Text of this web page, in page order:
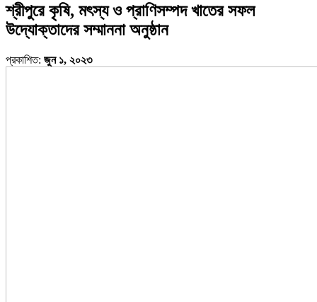
শ্রীপুরে কৃষি, মৎস্য ও প্রাণিসম্পদ খাতের সফল
উদ্যোক্তাদের সম্মাননা অনুষ্ঠান
প্রকাশিত: জুন ১, ২০২৩